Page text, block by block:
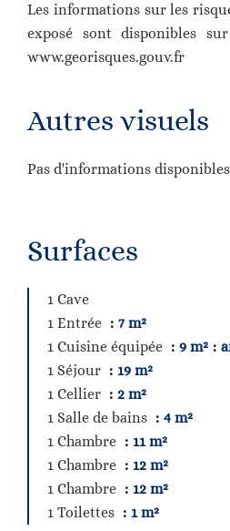
Les informations sur les
exposé sont disponibles
www.georisques.gouv.fr
Autres visuels
Pas d'informations disponibles
Surfaces
1 Cave
1 Entrée
7 m²
1 Cuisine équipée
9 m²
1 Séjour
19 m²
1 Cellier
2 m²
1 Salle de bains
4 m²
1 Chambre
11 m²
1 Chambre
12 m²
1 Chambre
12 m²
1 Toilettes
1 m²